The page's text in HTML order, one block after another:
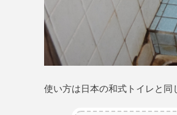
使い方は日本の和式トイレと同